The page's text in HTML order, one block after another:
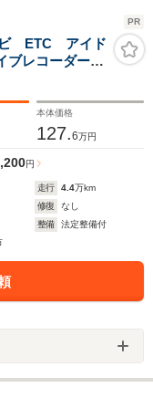
PR
ビ ETC アイド
ブレコーダー
PWウィンド
本体価格
127.6万円
円
走行 4.4万km
修復
なし
整備
法定整備付